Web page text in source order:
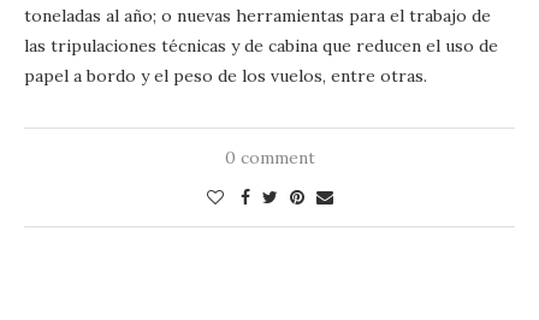
toneladas al año; o nuevas herramientas para el trabajo de
las tripulaciones técnicas y de cabina que reducen el uso de
papel a bordo y el peso de los vuelos, entre otras.
0 comment